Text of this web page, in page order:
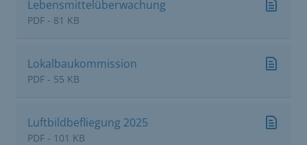
Lebensmittelüberwachung
PDF - 81 KB
Lokalbaukommission
PDF - 55 KB
Luftbildbefliegung 2025
PDF - 101 KB